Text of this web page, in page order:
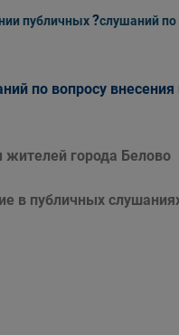
публичных?слушаний по
по вопросу
города Белово
в публичных